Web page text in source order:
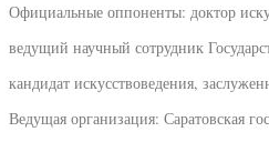
Официальные оппоненты: доктор
ведущий научный сотрудник
кандидат искусствоведения,
Ведущая организация: Саратовская